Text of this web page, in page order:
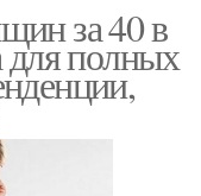
за 40 в
для полных